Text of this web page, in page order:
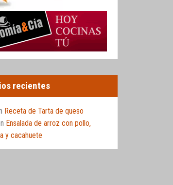
recientes
Receta de Tarta de queso
Ensalada de arroz con pollo,
y cacahuete